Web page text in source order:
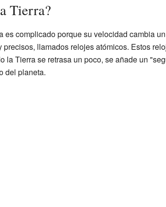
Tierra?
es complicado porque su velocidad cambia
llamados relojes atómicos. Estos
la Tierra se retrasa un poco, se añade un
del planeta.